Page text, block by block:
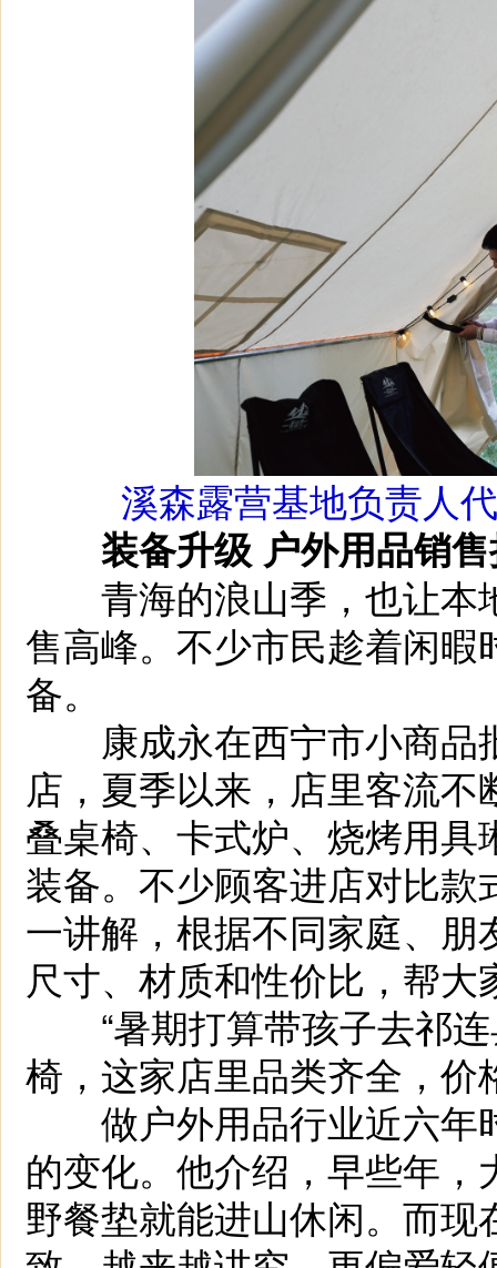
溪森露营基地负责人
装备升级 户外用品销
青海的浪山季，也让本
售高峰。不少市民趁着闲
备。
康成永在西宁市小商品
店，夏季以来，店里客流
叠桌椅、卡式炉、烧烤用
装备。不少顾客进店对比
一讲解，根据不同家庭、
尺寸、材质和性价比，帮
“暑期打算带孩子去祁连
椅，这家店里品类齐全，价
做户外用品行业近六年
的变化。他介绍，早些年
野餐垫就能进山休闲。而